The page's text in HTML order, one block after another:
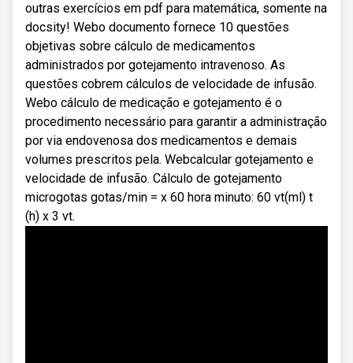
outras exercícios em pdf para matemática, somente na
docsity! Webo documento fornece 10 questões
objetivas sobre cálculo de medicamentos
administrados por gotejamento intravenoso. As
questões cobrem cálculos de velocidade de infusão.
Webo cálculo de medicação e gotejamento é o
procedimento necessário para garantir a administração
por via endovenosa dos medicamentos e demais
volumes prescritos pela. Webcalcular gotejamento e
velocidade de infusão. Cálculo de gotejamento
microgotas gotas/min = x 60 hora minuto: 60 vt(ml) t
(h) x 3 vt.